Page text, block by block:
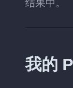
结果中。
我的